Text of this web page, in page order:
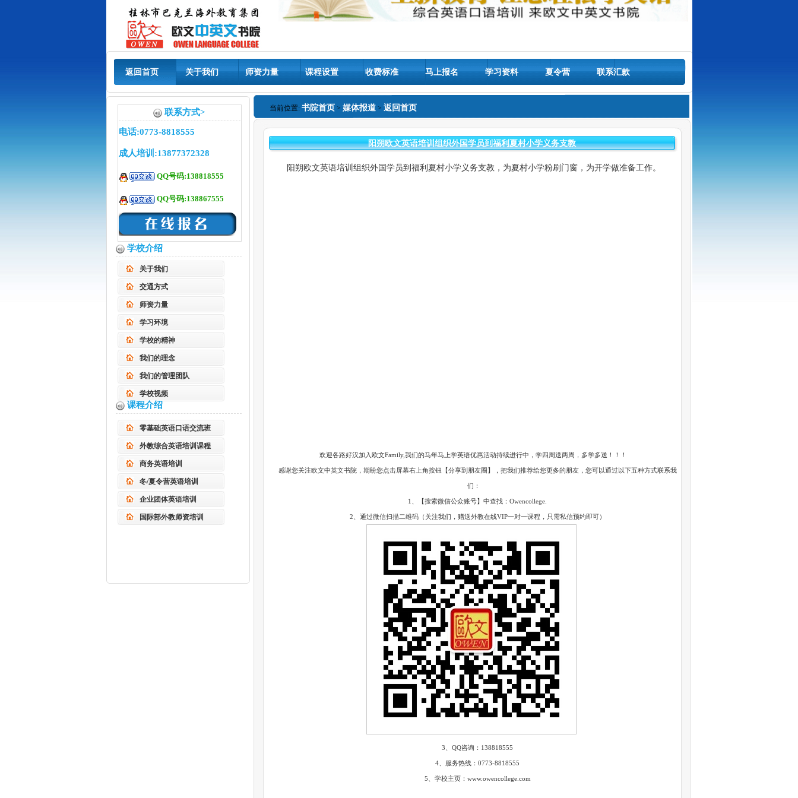
返回首页 关于我们 师资力量 课程设置 收费标准 马上报名 学习资料 夏令营 联系汇款
当前位置: 书院首页 > 媒体报道> 返回首页
阳朔欧文英语培训组织外国学员到福利夏村小学义务支教
阳朔欧文英语培训组织外国学员到福利夏村小学义务支教，为夏村小学粉刷门窗，为开学做准备工作。
欢迎各路好汉加入欧文Family,我们的马年马上学英语优惠活动持续进行中，学四周送两周，多学多送！！！
感谢您关注欧文中英文书院，期盼您点击屏幕右上角按钮【分享到朋友圈】，把我们推荐给您更多的朋友，您可以通过以下五种方式联系我
们：
1、【搜索微信公众账号】中查找：Owencollege.
2、通过微信扫描二维码（关注我们，赠送外教在线VIP一对一课程，只需私信预约即可）
3、QQ咨询：138818555
4、服务热线：0773-8818555
5、学校主页：www.owencollege.com
联系方式>
电话:0773-8818555
成人培训:13877372328
QQ号码:138818555
QQ号码:138867555
学校介绍
关于我们
交通方式
师资力量
学习环境
学校的精神
我们的理念
我们的管理团队
学校视频
课程介绍
零基础英语口语交流班
外教综合英语培训课程
商务英语培训
冬/夏令营英语培训
企业团体英语培训
国际部外教师资培训